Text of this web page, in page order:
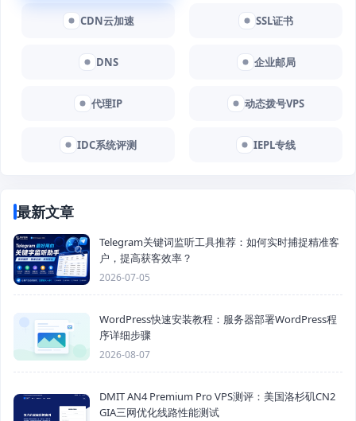
CDN云加速 SSL证书
DNS 企业邮局
代理IP 动态拨号VPS
IDC系统评测 IEPL专线
最新文章
Telegram关键词监听工具推荐：如何实时捕捉精准客
户，提高获客效率？
2026-07-05
WordPress快速安装教程：服务器部署WordPress程
序详细步骤
2026-08-07
DMIT AN4 Premium Pro VPS测评：美国洛杉矶CN2
GIA三网优化线路性能测试